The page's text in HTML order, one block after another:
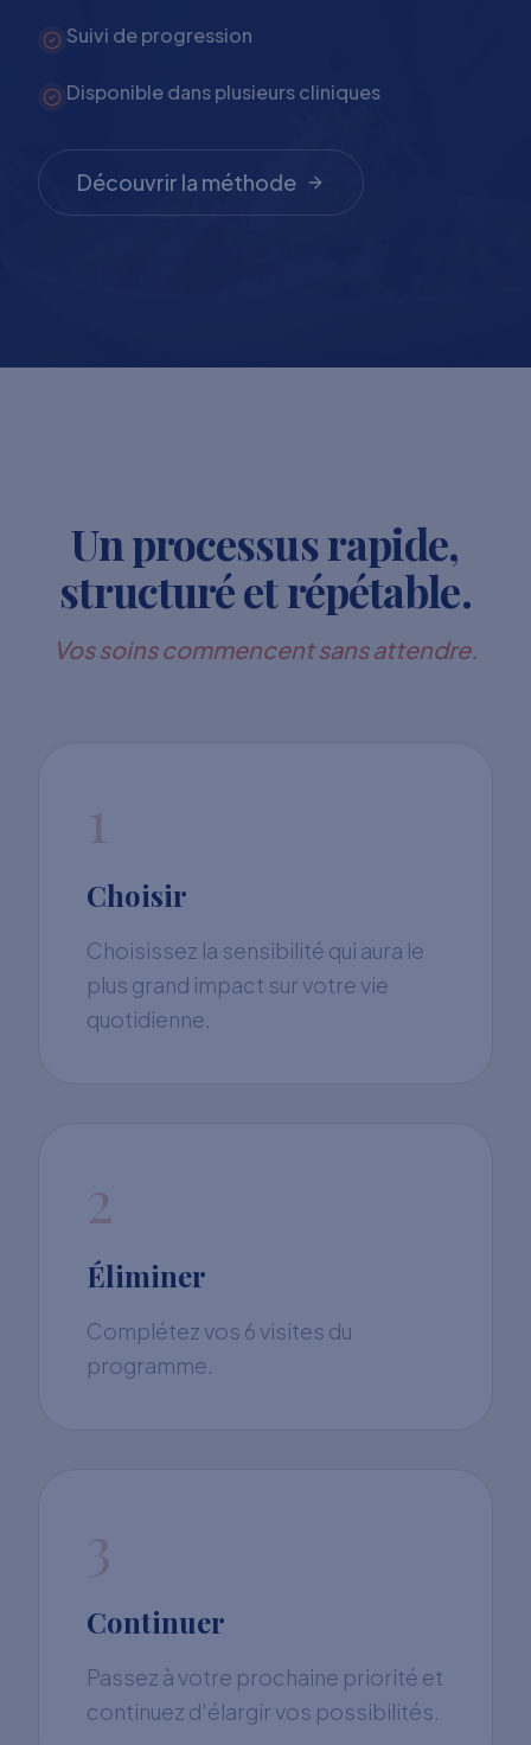
Suivi de progression
Disponible dans plusieurs cliniques
Découvrir la méthode
Un processus rapide,
structuré et répétable.
Vos soins commencent sans attendre.
1
Choisir
Choisissez la sensibilité qui aura le
plus grand impact sur votre vie
quotidienne.
2
Éliminer
Complétez vos 6 visites du
programme.
3
Continuer
Passez à votre prochaine priorité et
continuez d'élargir vos possibilités.